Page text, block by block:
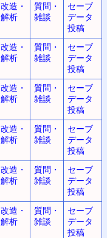
改造・
解析
質問・
雑談
セーブ
データ
投稿
改造・
解析
質問・
雑談
セーブ
データ
投稿
改造・
解析
質問・
雑談
セーブ
データ
投稿
改造・
解析
質問・
雑談
セーブ
データ
投稿
改造・
解析
質問・
雑談
セーブ
データ
投稿
改造・
解析
質問・
雑談
セーブ
データ
投稿